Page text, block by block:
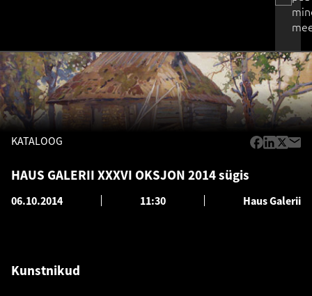
KATALOOG
HAUS GALERII XXXVI OKSJON 2014 sügis
06.10.2014 11:30 Haus Galerii
Kunstnikud